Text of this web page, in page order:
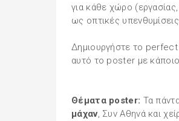
για κάθε χώρο
ως οπτικές
Δημιουργήστε το
αυτό το poster με
Θέματα poster: Τα
μάχαν, Συν Αθηνά και